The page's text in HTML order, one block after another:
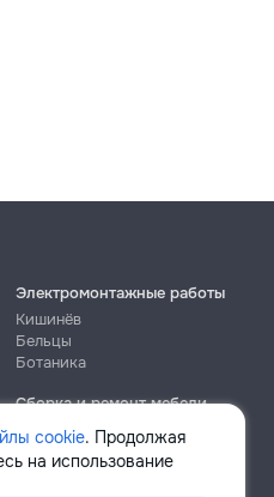
cookie. Продолжая
на использование
Электромонтажные работы
Кишинёв
Бельцы
Ботаника
Сборка и ремонт мебели
Кишинёв
Ботаника